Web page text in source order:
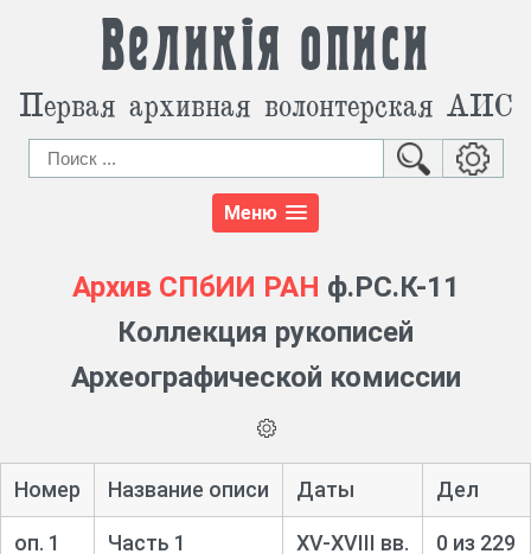
Великія описи
Первая архивная волонтерская АИС
Меню
Архив СПбИИ РАН ф.РС.К-11
Коллекция рукописей
Археографической комиссии
Номер Название описи Даты Дел
оп. 1 Часть 1 XV-XVIII вв. 0 из 229